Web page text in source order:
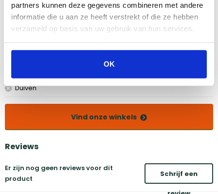
partners kunnen deze gegevens combineren met andere
informatie die u aan ze heeft verstrekt of die ze hebben
verzameld op basis van uw gebruik van hun services.
OK
Bekijk dit product in onze winkels
Amsterdam
Doetinchem
Duiven
Eindhoven
Utrecht
Vind onze winkels
Reviews
Er zijn nog geen reviews voor dit
product
Schrijf een